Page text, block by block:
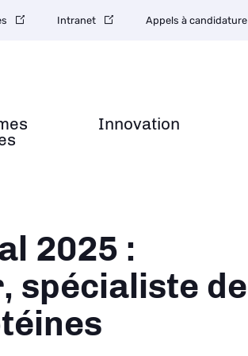
Innovation
Intranet Appels à candidature
2025 :
spécialiste de